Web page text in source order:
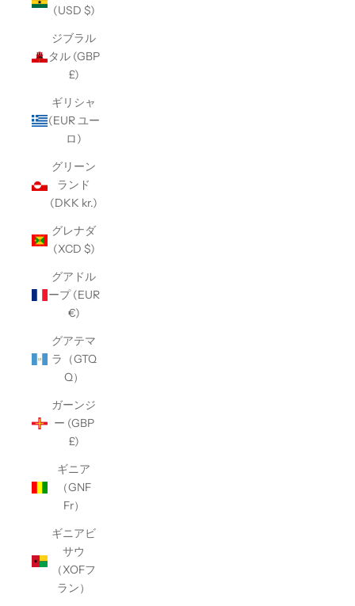
(USD $)
ジブラル
タル (GBP
£)
ギリシャ
(EUR ユー
ロ)
グリーン
ランド
(DKK kr.)
グレナダ
(XCD $)
グアドル
ープ (EUR
€)
グアテマ
ラ（GTQ
Q）
ガーンジ
ー (GBP
£)
ギニア
（GNF
Fr）
ギニアビ
サウ
（XOFフ
ラン）